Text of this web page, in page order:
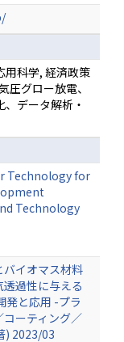
用科学, 経済政策
圧グロー放電、
データ解析・
Technology for
Technology
イオマス材料
過性に与える
発と応用 -プラ
ーティング／
) 2023/03